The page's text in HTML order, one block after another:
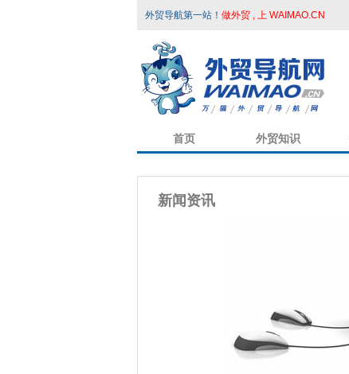
外贸导航第一站！ 做外贸 , 上 WAIMAO.CN
首页 外贸知识
新闻资讯